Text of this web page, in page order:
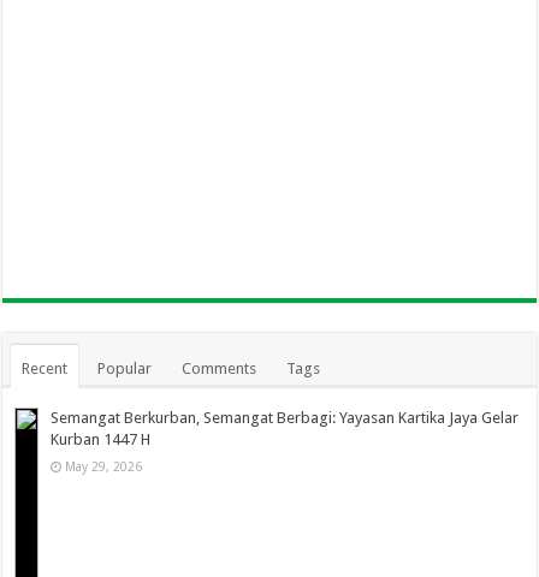
Recent Popular Comments Tags
Semangat Berkurban, Semangat Berbagi: Yayasan Kartika Jaya Gelar
Kurban 1447 H
May 29, 2026